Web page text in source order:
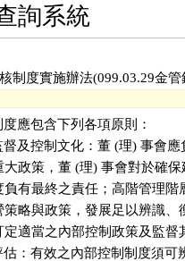
詢系統
制度實施辦法(099.03.29金
應包含下列各項原則：
及控制文化：董 (理) 事會
大政策，董 (理) 事會對於確
負有最終之責任；高階管理階
策略與政策，發展足以辨識
定適當之內部控制政策及監督
估：有效之內部控制制度須可